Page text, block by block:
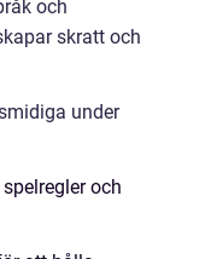
och
skratt och
under
och